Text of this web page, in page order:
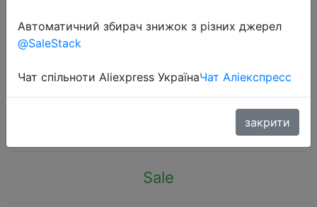
Portable Air Compressor for Car
Motorcycles Bicycle Electric Tire
Inflator with LCD Digital Display
Sale
Автоматичний збирач знижок з різних джерел
@SaleStack
Чат спільноти Aliexpress УкраїнаЧат Аліекспресс
закрити